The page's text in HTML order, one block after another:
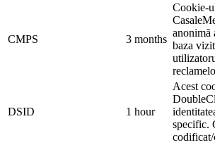
CMPS 3 months
Cookie-
anonimă
baza
DSID 1 hour
Acest
specific.